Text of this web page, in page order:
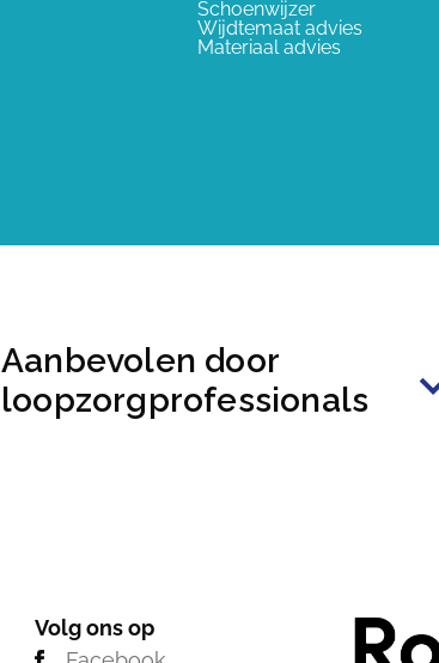
Schoenwijzer
Wijdtemaat advies
Materiaal advies
Aanbevolen door
loopzorgprofessionals
Volg ons op